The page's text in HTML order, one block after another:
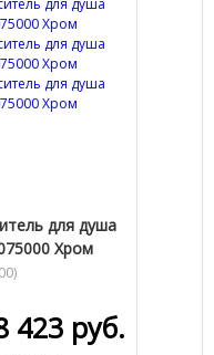
для душа
Хром
)
423 руб.